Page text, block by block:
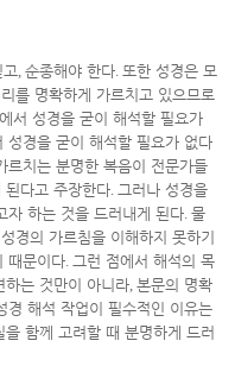
고, 순종해야 한다. 또한 성경은 모
를 명확하게 가르치고 있으므로
서 성경을 굳이 해석할 필요가
성경을 굳이 해석할 필요가 없다
르치는 분명한 복음이 전문가들
된다고 주장한다. 그러나 성경을
자 하는 것을 드러내게 된다. 물
경의 가르침을 이해하지 못하기
때문이다. 그런 점에서 해석의 목
하는 것만이 아니라, 본문의 명확
경 해석 작업이 필수적인 이유는
함께 고려할 때 분명하게 드러